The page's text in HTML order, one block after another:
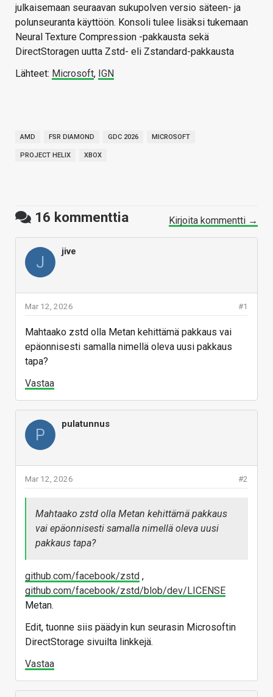
julkaisemaan seuraavan sukupolven versio säteen- ja
polunseuranta käyttöön. Konsoli tulee lisäksi tukemaan
Neural Texture Compression -pakkausta sekä
DirectStoragen uutta Zstd- eli Zstandard-pakkausta
Lähteet: Microsoft, IGN
AMD FSR DIAMOND GDC 2026 MICROSOFT
PROJECT HELIX XBOX
16 kommenttia Kirjoita kommentti →
J
jive
#1
Mar 12, 2026
Mahtaako zstd olla Metan kehittämä pakkaus vai
epäonnisesti samalla nimellä oleva uusi pakkaus
tapa?
Vastaa
P
pulatunnus
#2
Mar 12, 2026
Mahtaako zstd olla Metan kehittämä pakkaus
vai epäonnisesti samalla nimellä oleva uusi
pakkaus tapa?
github.com/facebook/zstd ,
github.com/facebook/zstd/blob/dev/LICENSE
Metan.
Edit, tuonne siis päädyin kun seurasin Microsoftin
DirectStorage sivuilta linkkejä.
Vastaa